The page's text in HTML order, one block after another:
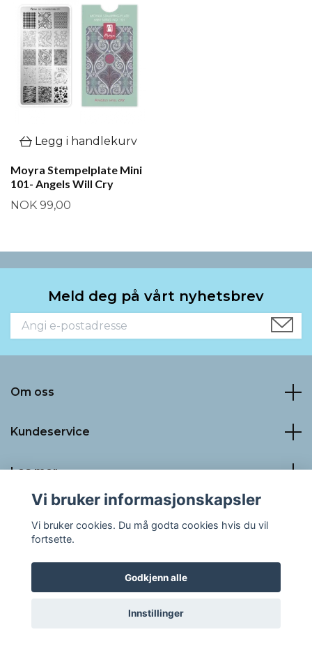
Legg i handlekurv
Moyra Stempelplate Mini
101- Angels Will Cry
NOK 99,00
Meld deg på vårt nyhetsbrev
Om oss
Kundeservice
Les mer
© 2026 LaLuna PRO AS
Vi bruker informasjonskapsler
Vi bruker cookies. Du må godta cookies hvis du vil
fortsette.
Godkjenn alle
Innstillinger